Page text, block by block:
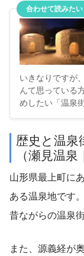
合わせて読みたい
いきなりですが
んて思っている
めしたい「温泉
歴史と温泉
（瀬見温泉
山形県最上町に
ある温泉地です
昔ながらの温泉
また、源義経が